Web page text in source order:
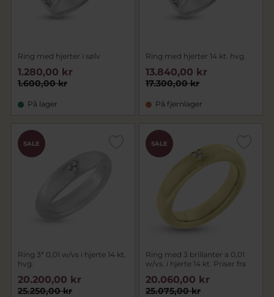
Ring med hjerter i sølv
1.600,00 kr
1.280,00 kr
På lager
Ring med hjerter 14 kt. hvg.
17.300,00 kr
13.840,00 kr
På fjernlager
SALE
Ring 3* 0,01 w/vs i hjerte 14 kt.
hvg.
25.250,00 kr
20.200,00 kr
SALE
Ring med 3 brillanter a 0,01
w/vs. i hjerte 14 kt. Priser fra
25.075,00 kr
20.060,00 kr